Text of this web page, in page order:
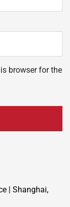
browser for the
| Shanghai,